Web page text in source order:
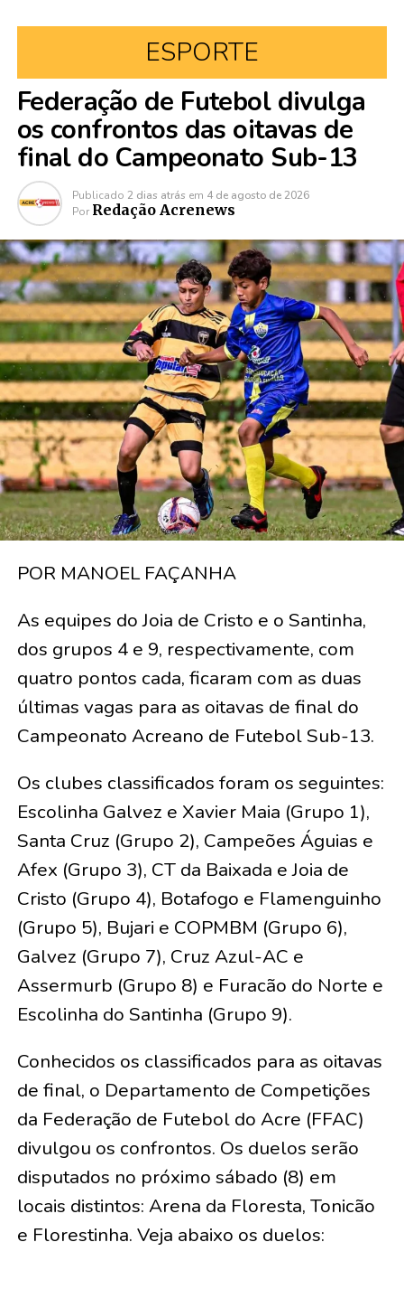
ESPORTE
Federação de Futebol divulga
os confrontos das oitavas de
final do Campeonato Sub-13
Publicado 2 dias atrás em 4 de agosto de 2026
Por Redação Acrenews
POR MANOEL FAÇANHA
As equipes do Joia de Cristo e o Santinha,
dos grupos 4 e 9, respectivamente, com
quatro pontos cada, ficaram com as duas
últimas vagas para as oitavas de final do
Campeonato Acreano de Futebol Sub-13.
Os clubes classificados foram os seguintes:
Escolinha Galvez e Xavier Maia (Grupo 1),
Santa Cruz (Grupo 2), Campeões Águias e
Afex (Grupo 3), CT da Baixada e Joia de
Cristo (Grupo 4), Botafogo e Flamenguinho
(Grupo 5), Bujari e COPMBM (Grupo 6),
Galvez (Grupo 7), Cruz Azul-AC e
Assermurb (Grupo 8) e Furacão do Norte e
Escolinha do Santinha (Grupo 9).
Conhecidos os classificados para as oitavas
de final, o Departamento de Competições
da Federação de Futebol do Acre (FFAC)
divulgou os confrontos. Os duelos serão
disputados no próximo sábado (8) em
locais distintos: Arena da Floresta, Tonicão
e Florestinha. Veja abaixo os duelos: